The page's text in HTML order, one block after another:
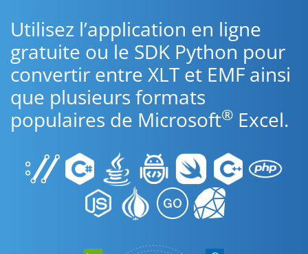
Utilisez l’application en ligne
gratuite ou le SDK Python pour
convertir entre XLT et EMF ainsi
que plusieurs formats
populaires de Microsoft® Excel.